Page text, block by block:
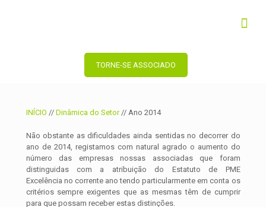
TORNE-SE ASSOCIADO
INÍCIO // Dinâmica do Setor// Ano 2014
Não obstante as dificuldades ainda sentidas no decorrer do
ano de 2014, registamos com natural agrado o aumento do
número das empresas nossas associadas que foram
distinguidas com a atribuição do Estatuto de PME
Excelência no corrente ano tendo particularmente em conta os
critérios sempre exigentes que as mesmas têm de cumprir
para que possam receber estas distinções.